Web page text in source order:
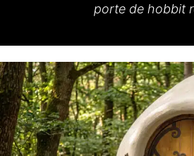
porte de hobbit